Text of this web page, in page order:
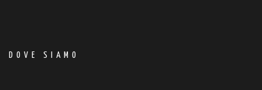
DOVE SIAMO